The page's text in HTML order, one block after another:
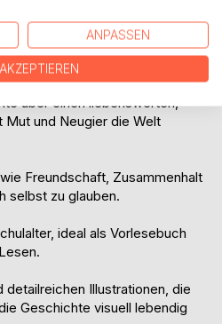
spannender Abenteuer und
über einen liebenswerten,
und Neugier die Welt
Freundschaft, Zusammenhalt
selbst zu glauben.
ideal als Vorlesebuch
detailreichen Illustrationen, die
Geschichte visuell lebendig
ANPASSEN